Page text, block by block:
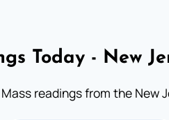
Today - New
readings from the New